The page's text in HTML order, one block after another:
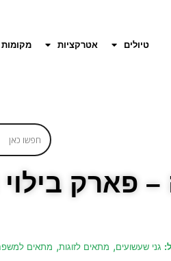
טיולים אטרקציות מקומות
פארק
גני שעשועים, מתאים לזוגות, מתאים